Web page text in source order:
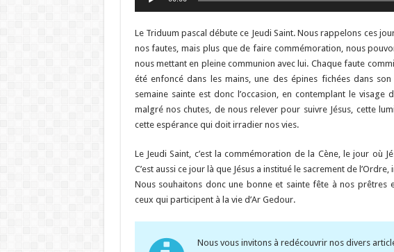
audio
Le Triduum pascal débute ce Jeudi Saint. Nous rappelons ces
nos fautes, mais plus que de faire commémoration, nous
nous mettant en pleine communion avec lui. Chaque faute
été enfoncé dans les mains, une des épines fichées dans
semaine sainte est donc l’occasion, en contemplant le
malgré nos chutes, de nous relever pour suivre Jésus, cette
cette espérance qui doit irradier nos vies.
Le Jeudi Saint, c’est la commémoration de la Cène, le jour où
C’est aussi ce jour là que Jésus a institué le sacrement de
Nous souhaitons donc une bonne et sainte fête à nos prêtres
ceux qui participent à la vie d’Ar Gedour.
Nous vous invitons à redécouvrir nos divers